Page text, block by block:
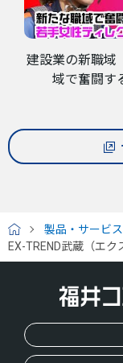
建設業の新職域
域で奮闘す
H
O
製品・サービス
EX-TREND武蔵（エク